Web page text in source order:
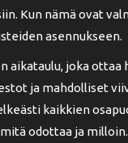
Kun nämä ovat
asennukseen.
aikataulu, joka ottaa
ja mahdolliset
kaikkien
odottaa ja